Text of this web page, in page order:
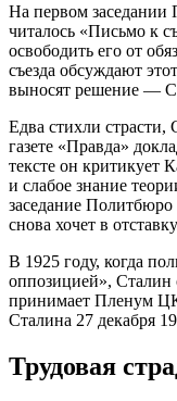
На первом заседании
читалось «Письмо к
освободить его от
съезда обсуждают
выносят решение —
Едва стихли страсти,
газете «Правда»
тексте он критикует
и слабое знание
заседание
снова хочет в
В 1925 году, когда
оппозицией», Сталин
принимает Пленум
Сталина 27 декабря
Трудовая